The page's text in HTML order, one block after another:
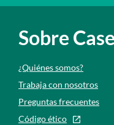
Sobre
¿Quiénes somos?
Trabaja con nosotros
Preguntas frecuentes
Código ético